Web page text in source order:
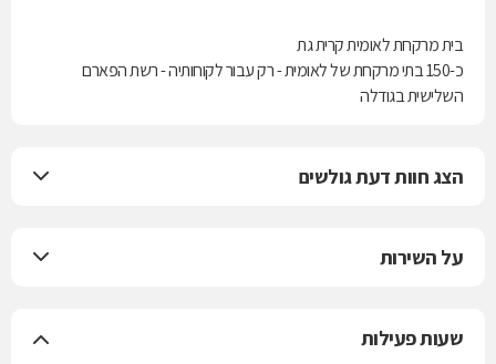
בית מרקחת לאומית קרית גת
כ-150 בתי מרקחת של לאומית - רק עבור לקוחותיה - רשת הפארם
השלישית בגודלה
הצג חוות דעת גולשים
על השירות
שעות פעילות